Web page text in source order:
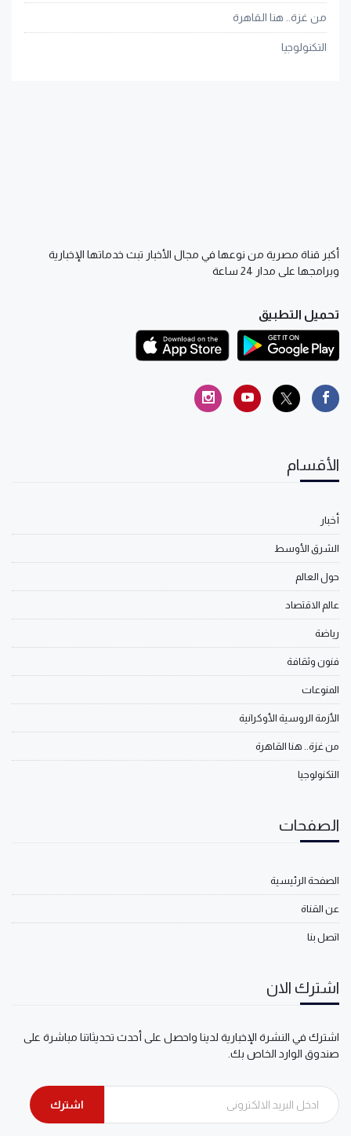
من غزة.. هنا القاهرة
التكنولوجيا
أكبر قناة مصرية من نوعها في مجال الأخبار تبث خدماتها الإخبارية
وبرامجها على مدار 24 ساعة
تحميل التطبيق
الأقسام
أخبار
الشرق الأوسط
حول العالم
عالم الاقتصاد
رياضة
فنون وثقافة
المنوعات
الأزمة الروسية الأوكرانية
من غزة.. هنا القاهرة
التكنولوجيا
الصفحات
الصفحة الرئيسية
عن القناة
اتصل بنا
اشترك الان
اشترك في النشرة الإخبارية لدينا واحصل على أحدث تحديثاتنا مباشرة على
صندوق الوارد الخاص بك.
اشترك